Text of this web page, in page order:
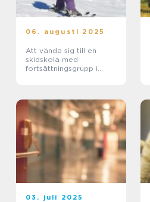
06. augusti 2025
Att vända sig till en
skidskola med
fortsättningsgrupp i
03. juli 2025